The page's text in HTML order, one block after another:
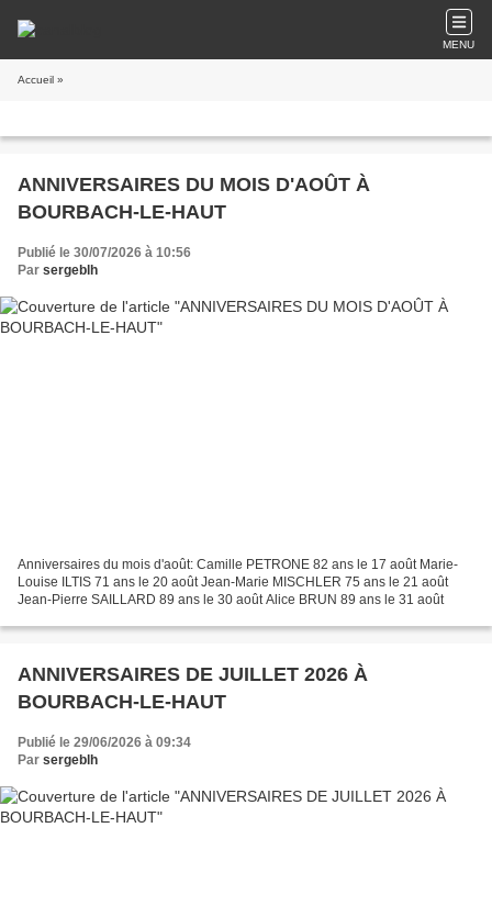
MENU
Accueil »
ANNIVERSAIRES DU MOIS D'AOÛT À
BOURBACH-LE-HAUT
Publié le 30/07/2026 à 10:56
Par sergeblh
Anniversaires du mois d'août: Camille PETRONE 82 ans le 17 août Marie-
Louise ILTIS 71 ans le 20 août Jean-Marie MISCHLER 75 ans le 21 août
Jean-Pierre SAILLARD 89 ans le 30 août Alice BRUN 89 ans le 31 août
ANNIVERSAIRES DE JUILLET 2026 À
BOURBACH-LE-HAUT
Publié le 29/06/2026 à 09:34
Par sergeblh